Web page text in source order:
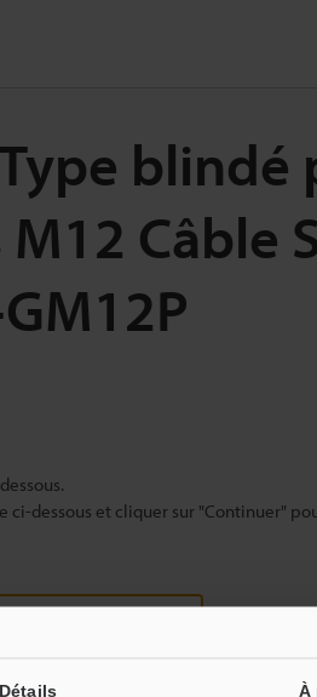
Détails À
Câble
ci-dessous et cliquer sur "Continuer"